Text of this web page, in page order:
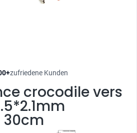
zufriedene Kunden
crocodile vers